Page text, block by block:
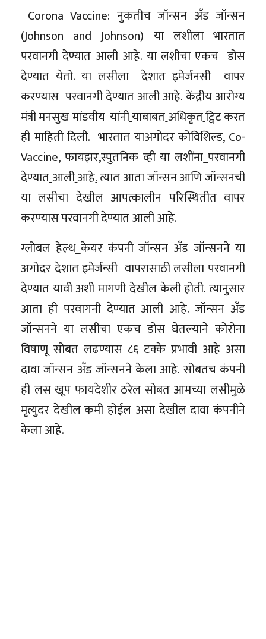
Corona Vaccine: नुकतीच जॉन्सन अँड जॉन्सन
(Johnson and Johnson) या लशीला भारतात
परवानगी देण्यात आली आहे. या लशीचा एकच डोस
देण्यात येतो. या लसीला देशात इमेर्जनसी वापर
करण्यास परवानगी देण्यात आली आहे. केंद्रीय आरोग्य
मंत्री मनसुख मांडवीय यांनीयाबाबतअधिकृतट्विट करत
ही माहिती दिली. भारतात याअगोदर कोविशिल्ड, Co-
Vaccine, फायझर,स्पुतनिक व्ही या लशींना परवानगी
देण्यातआलीआहे.त्यात आता जॉन्सन आणि जॉन्सनची
या लसीचा देखील आपत्कालीन परिस्थितीत वापर
करण्यास परवानगी देण्यात आली आहे.
ग्लोबल हेल्थ केयर कंपनी जॉन्सन अँड जॉन्सनने या
अगोदर देशात इमेर्जन्सी वापरासाठी लसीला परवानगी
देण्यात यावी अशी मागणी देखील केली होती. त्यानुसार
आता ही परवागनी देण्यात आली आहे. जॉन्सन अँड
जॉन्सनने या लसीचा एकच डोस घेतल्याने कोरोना
विषाणू सोबत लढण्यास ८६ टक्के प्रभावी आहे असा
दावा जॉन्सन अँड जॉन्सनने केला आहे. सोबतच कंपनी
ही लस खूप फायदेशीर ठरेल सोबत आमच्या लसीमुळे
मृत्युदर देखील कमी होईल असा देखील दावा कंपनीने
केला आहे.